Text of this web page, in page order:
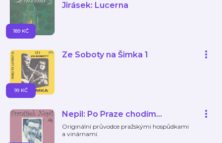
Jirásek: Lucerna
189 KČ
Ze Soboty na Šimka 1
99 KČ
Nepil: Po Praze chodím…
Originální průvodce pražskými hospůdkami
a vinárnami.